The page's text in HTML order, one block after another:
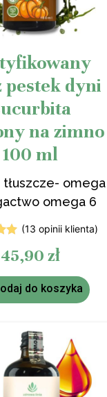
pestek dyni
na zimno
100 ml
omega
omega 6
5
(13 opinii klienta)
45,90 zł
do koszyka